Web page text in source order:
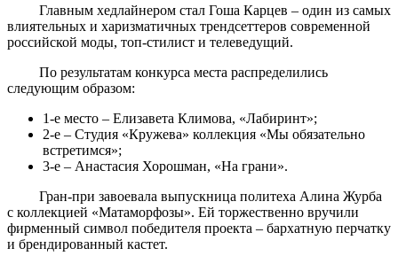
Главным хедлайнером стал Гоша Карцев – один из самых
влиятельных и харизматичных трендсеттеров современной
российской моды, топ-стилист и телеведущий.
По результатам конкурса места распределились
следующим образом:
1-е место – Елизавета Климова, «Лабиринт»;
2-е – Студия «Кружева» коллекция «Мы обязательно
встретимся»;
3-е – Анастасия Хорошман, «На грани».
Гран-при завоевала выпускница политеха Алина Журба
с коллекцией «Матаморфозы». Ей торжественно вручили
фирменный символ победителя проекта – бархатную перчатку
и брендированный кастет.